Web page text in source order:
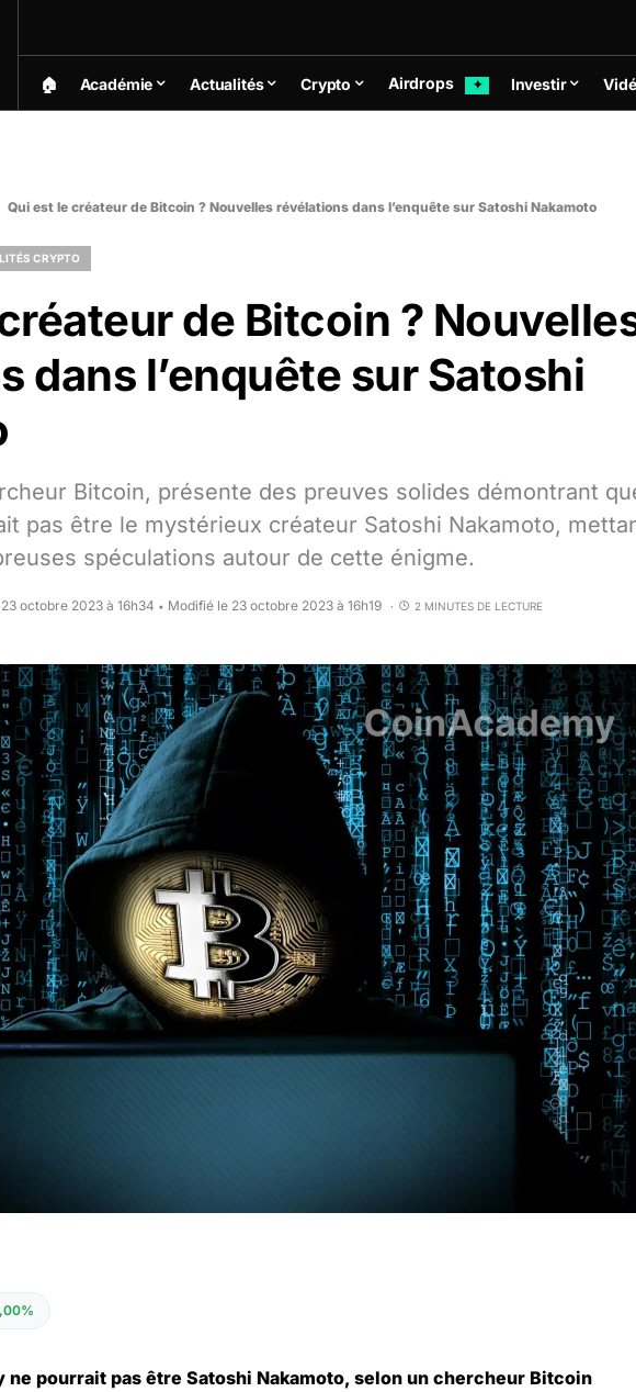
🏠︎ Académie Actualités Crypto Airdrops ✦ Investir
Qui est le créateur de Bitcoin ? Nouvelles révélations dans l’enquête sur Satoshi Nakamoto
CRYPTO
de Bitcoin ?
dans l’enquête sur Satoshi
Bitcoin, présente des preuves solides démontrant
pas être le mystérieux créateur Satoshi Nakamoto,
spéculations autour de cette énigme.
octobre 2023 à 16h34 • Modifié le 23 octobre 2023 à 16h19 2 MINUTES DE LECTURE
ne pourrait pas être Satoshi Nakamoto, selon un chercheur Bitcoin